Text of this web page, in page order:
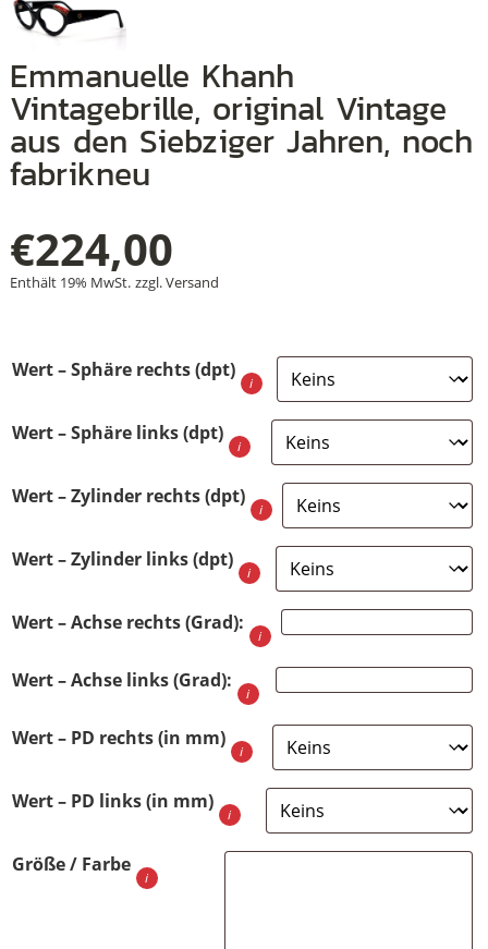
Emmanuelle Khanh
Vintagebrille, original Vintage
aus den Siebziger Jahren, noch
fabrikneu
€224,00
Enthält 19% MwSt. zzgl.Versand
Wert – Sphäre rechts (dpt)
Wert – Sphäre links (dpt)
Wert – Zylinder rechts (dpt)
Wert – Zylinder links (dpt)
Wert – Achse rechts (Grad):
Wert – Achse links (Grad):
Wert – PD rechts (in mm)
Wert – PD links (in mm)
Größe / Farbe
+
+
+